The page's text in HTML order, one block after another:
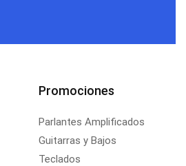
Promociones
Parlantes Amplificados
Guitarras y Bajos
Teclados